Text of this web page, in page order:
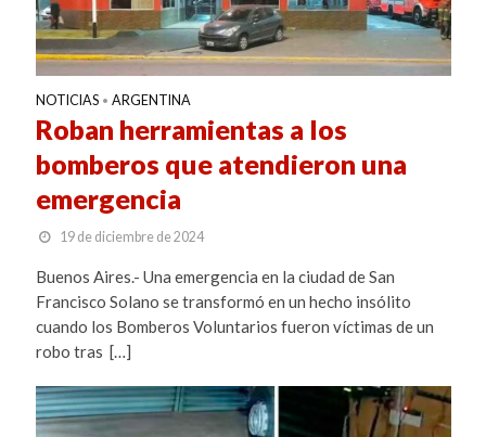
NOTICIAS • ARGENTINA
Roban herramientas a los
bomberos que atendieron una
emergencia
19 de diciembre de 2024
Buenos Aires.- Una emergencia en la ciudad de San
Francisco Solano se transformó en un hecho insólito
cuando los Bomberos Voluntarios fueron víctimas de un
robo tras […]